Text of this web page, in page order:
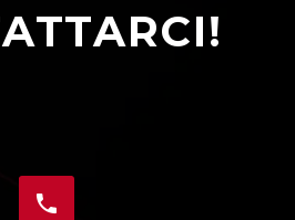

